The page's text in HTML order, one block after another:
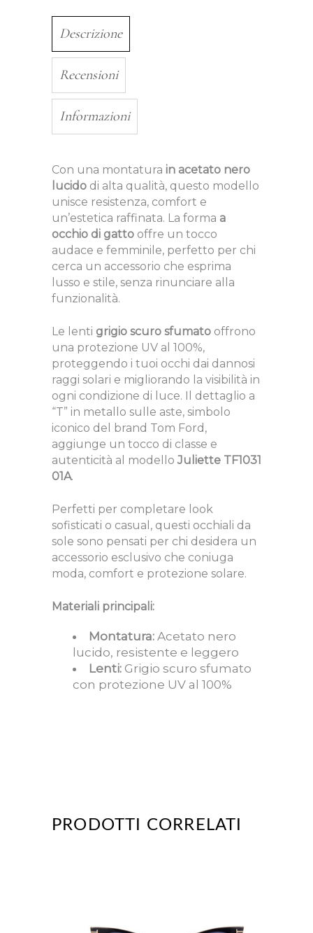
Descrizione
Recensioni
Informazioni
Con una montatura in acetato nero
lucido di alta qualità, questo modello
unisce resistenza, comfort e
un’estetica raffinata. La forma a
occhio di gatto offre un tocco
audace e femminile, perfetto per chi
cerca un accessorio che esprima
lusso e stile, senza rinunciare alla
funzionalità.
Le lenti grigio scuro sfumato offrono
una protezione UV al 100%,
proteggendo i tuoi occhi dai dannosi
raggi solari e migliorando la visibilità in
ogni condizione di luce. Il dettaglio a
“T” in metallo sulle aste, simbolo
iconico del brand Tom Ford,
aggiunge un tocco di classe e
autenticità al modello Juliette TF1031
01A.
Perfetti per completare look
sofisticati o casual, questi occhiali da
sole sono pensati per chi desidera un
accessorio esclusivo che coniuga
moda, comfort e protezione solare.
Materiali principali:
Montatura: Acetato nero
lucido, resistente e leggero
Lenti: Grigio scuro sfumato
con protezione UV al 100%
PRODOTTI CORRELATI